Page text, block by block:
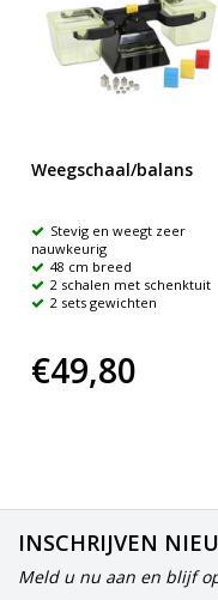
Weegschaal/balans
Stevig en weegt zeer
nauwkeurig
48 cm breed
2 schalen met schenktuit
2 sets gewichten
€49,80
INSCHRIJVEN
Meld u nu aan en blijf